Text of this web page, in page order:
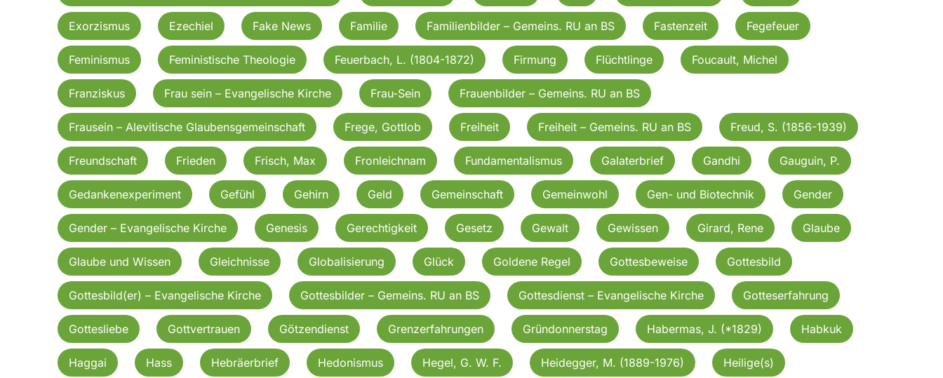
Exorzismus Ezechiel Fake News Familie Familienbilder – Gemeins. RU an BS Fastenzeit Fegefeuer
Feminismus Feministische Theologie Feuerbach, L. (1804-1872) Firmung Flüchtlinge Foucault, Michel
Franziskus Frau sein – Evangelische Kirche Frau-Sein Frauenbilder – Gemeins. RU an BS
Frausein – Alevitische Glaubensgemeinschaft Frege, Gottlob Freiheit Freiheit – Gemeins. RU an BS Freud, S. (1856-1939)
Freundschaft Frieden Frisch, Max Fronleichnam Fundamentalismus Galaterbrief Gandhi Gauguin, P.
Gedankenexperiment Gefühl Gehirn Geld Gemeinschaft Gemeinwohl Gen- und Biotechnik Gender
Gender – Evangelische Kirche Genesis Gerechtigkeit Gesetz Gewalt Gewissen Girard, Rene Glaube
Glaube und Wissen Gleichnisse Globalisierung Glück Goldene Regel Gottesbeweise Gottesbild
Gottesbild(er) – Evangelische Kirche Gottesbilder – Gemeins. RU an BS Gottesdienst – Evangelische Kirche Gotteserfahrung
Gottesliebe Gottvertrauen Götzendienst Grenzerfahrungen Gründonnerstag Habermas, J. (*1829) Habkuk
Haggai Hass Hebräerbrief Hedonismus Hegel, G. W. F. Heidegger, M. (1889-1976) Heilige(s)